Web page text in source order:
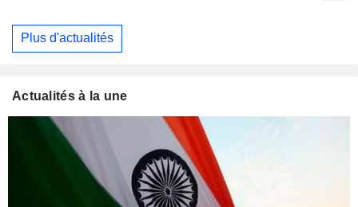
Plus d'actualités
Actualités à la une